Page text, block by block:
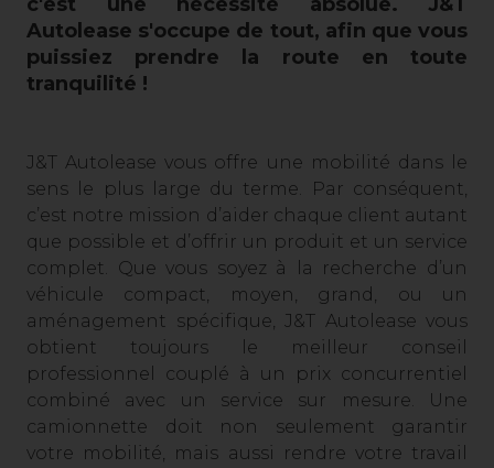
Autolease s'occupe de tout, afin que vous
puissiez prendre la route en toute
tranquilité !
J&T Autolease vous offre une mobilité dans le
sens le plus large du terme. Par conséquent,
c’est notre mission d’aider chaque client autant
que possible et d’offrir un produit et un service
complet. Que vous soyez à la recherche d’un
véhicule compact, moyen, grand, ou un
aménagement spécifique, J&T Autolease vous
obtient toujours le meilleur conseil
professionnel couplé à un prix concurrentiel
combiné avec un service sur mesure. Une
camionnette doit non seulement garantir
votre mobilité, mais aussi rendre votre travail